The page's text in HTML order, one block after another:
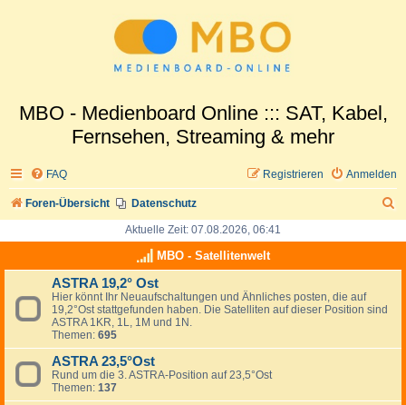
MBO - Medienboard Online ::: SAT, Kabel,
Fernsehen, Streaming & mehr
FAQ Anmelden
Registrieren
Foren-Übersicht Datenschutz
h
Aktuelle Zeit: 07.08.2026, 06:41
MBO - Satellitenwelt
ASTRA 19,2° Ost
Hier könnt Ihr Neuaufschaltungen und Ähnliches posten, die auf
19,2°Ost stattgefunden haben. Die Satelliten auf dieser Position sind
ASTRA 1KR, 1L, 1M und 1N.
Themen: 695
ASTRA 23,5°Ost
Rund um die 3. ASTRA-Position auf 23,5°Ost
Themen: 137